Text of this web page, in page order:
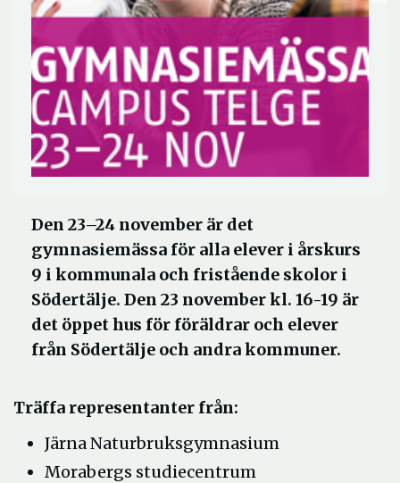
Den 23–24 november är det
gymnasiemässa för alla elever i årskurs
9 i kommunala och fristående skolor i
Södertälje. Den 23 november kl. 16-19 är
det öppet hus för föräldrar och elever
från Södertälje och andra kommuner.
Träffa representanter från:
Järna Naturbruksgymnasium
Morabergs studiecentrum